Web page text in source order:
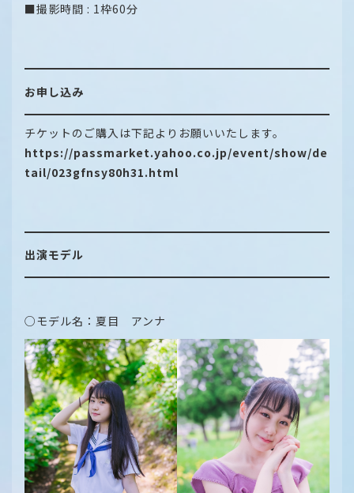
■撮影時間 : 1枠60分
お申し込み
チケットのご購入は下記よりお願いいたします。
https://passmarket.yahoo.co.jp/event/show/de
tail/023gfnsy80h31.html
出演モデル
○モデル名：夏目 アンナ